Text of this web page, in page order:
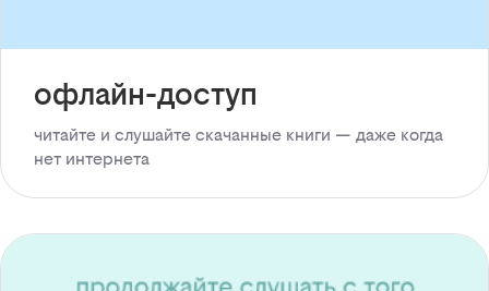
офлайн-доступ
читайте и слушайте скачанные книги — даже когда
нет интернета